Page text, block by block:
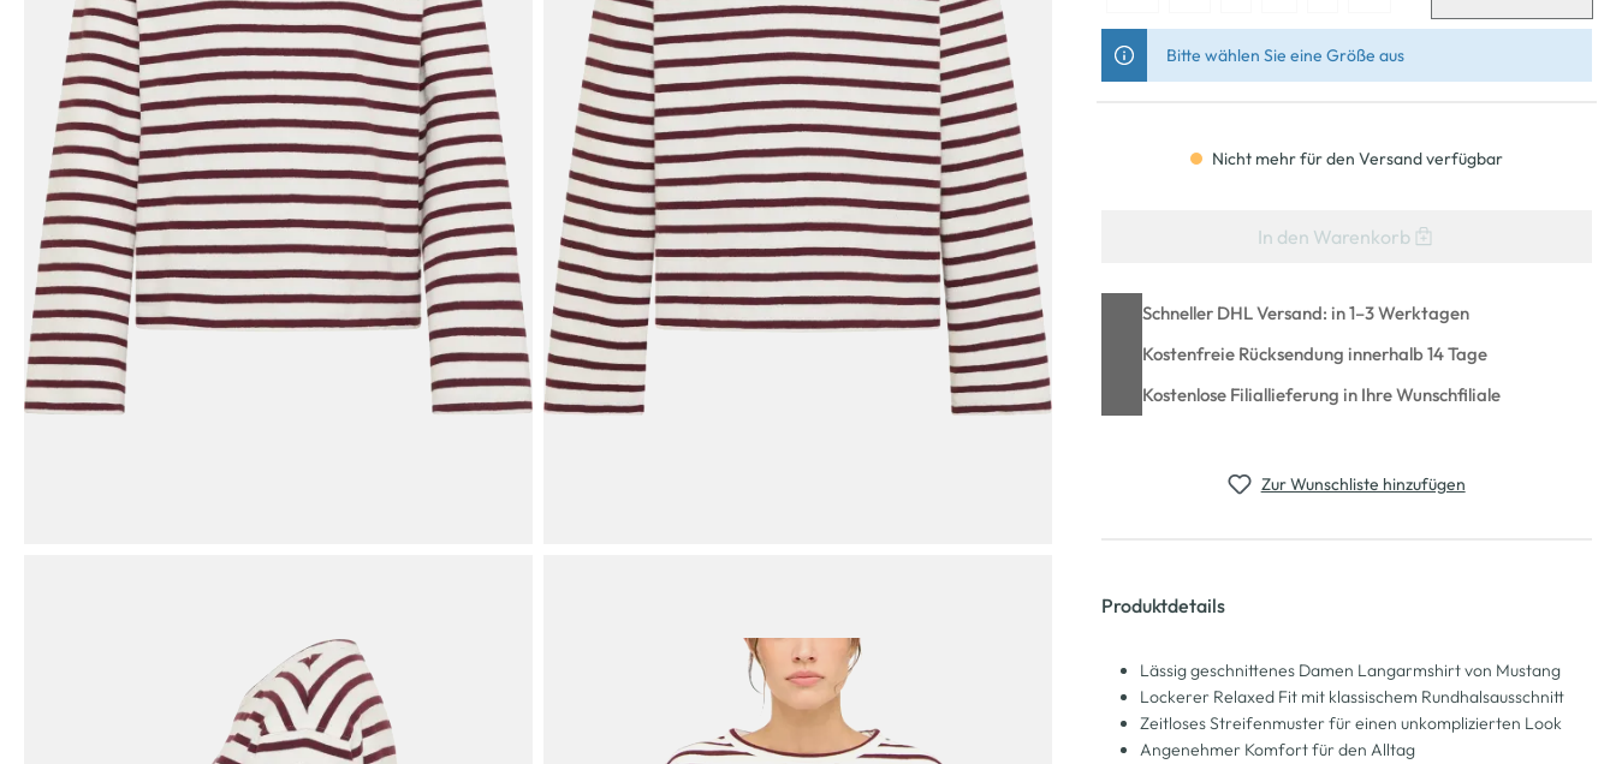
Bitte wählen Sie eine Größe aus
Nicht mehr für den Versand verfügbar
In den Warenkorb
Schneller DHL Versand: in 1–3 Werktagen
Kostenfreie Rücksendung innerhalb 14 Tage
Kostenlose Filiallieferung in Ihre Wunschfiliale
Zur Wunschliste hinzufügen
Produktdetails
Lässig geschnittenes Damen Langarmshirt von Mustang
Lockerer Relaxed Fit mit klassischem Rundhalsausschnitt
Zeitloses Streifenmuster für einen unkomplizierten Look
Angenehmer Komfort für den Alltag